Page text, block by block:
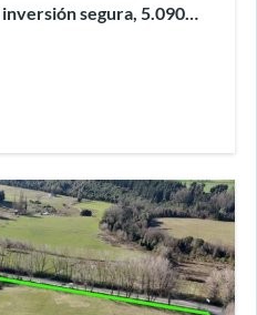
segura, 5.090